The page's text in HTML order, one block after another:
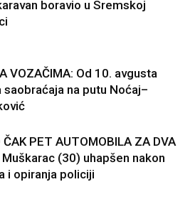
boravio u Sremskoj
VOZAČIMA: Od 10. avgusta
saobraćaja na putu Noćaj–
ČAK PET AUTOMOBILA ZA DVA
Muškarac (30) uhapšen nakon
i opiranja policiji